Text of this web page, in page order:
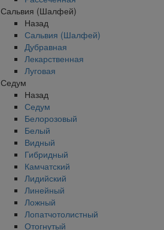
Сальвия (Шалфей)
Назад
Сальвия (Шалфей)
Дубравная
Лекарственная
Луговая
Седум
Назад
Седум
Белорозовый
Белый
Видный
Гибридный
Камчатский
Лидийский
Линейный
Ложный
Лопатчотолистный
Отогнутый